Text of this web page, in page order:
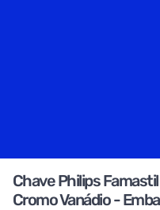
Chave Philips
Cromo Vanádio -